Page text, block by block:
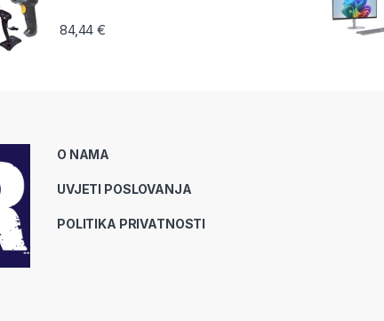
84,44€
O NAMA
UVJETI POSLOVANJA
POLITIKA PRIVATNOSTI